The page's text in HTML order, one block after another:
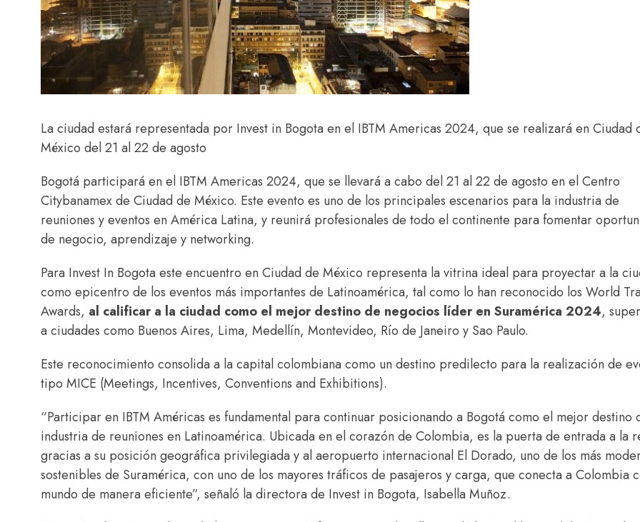
La ciudad estará representada por Invest in Bogota en el IBTM Americas 2024, que se realizará en Ciudad
México del 21 al 22 de agosto
Bogotá participará en el IBTM Americas 2024, que se llevará a cabo del 21 al 22 de agosto en el Centro
Citybanamex de Ciudad de México. Este evento es uno de los principales escenarios para la industria de
reuniones y eventos en América Latina, y reunirá profesionales de todo el continente para fomentar
de negocio, aprendizaje y networking.
Para Invest In Bogota este encuentro en Ciudad de México representa la vitrina ideal para proyectar a la
como epicentro de los eventos más importantes de Latinoamérica, tal como lo han reconocido los World
Awards, al calificar a la ciudad como el mejor destino de negocios líder en Suramérica 2024,
a ciudades como Buenos Aires, Lima, Medellín, Montevideo, Río de Janeiro y Sao Paulo.
Este reconocimiento consolida a la capital colombiana como un destino predilecto para la realización de
tipo MICE (Meetings, Incentives, Conventions and Exhibitions).
“Participar en IBTM Américas es fundamental para continuar posicionando a Bogotá como el mejor destino
industria de reuniones en Latinoamérica. Ubicada en el corazón de Colombia, es la puerta de entrada a la
gracias a su posición geográfica privilegiada y al aeropuerto internacional El Dorado, uno de los más
sostenibles de Suramérica, con uno de los mayores tráficos de pasajeros y carga, que conecta a Colombia
mundo de manera eficiente”, señaló la directora de Invest in Bogota, Isabella Muñoz.